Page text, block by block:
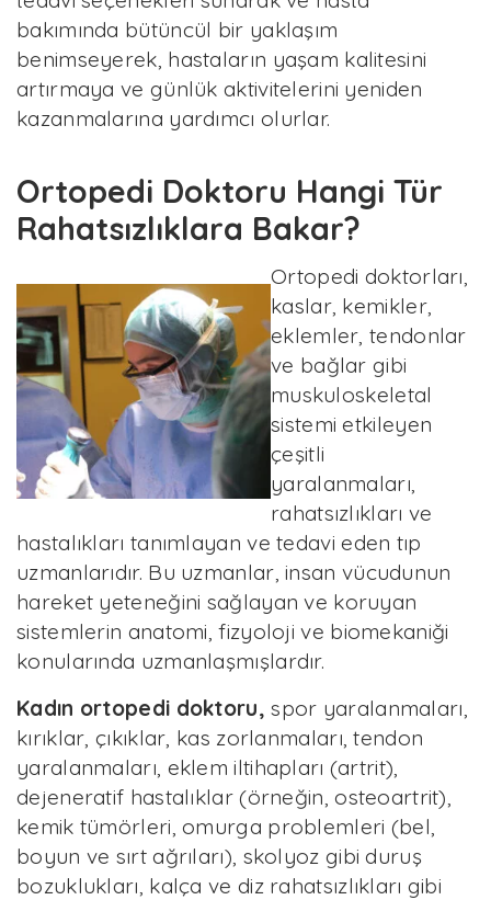
bakımında bütüncül bir yaklaşım
benimseyerek, hastaların yaşam kalitesini
artırmaya ve günlük aktivitelerini yeniden
kazanmalarına yardımcı olurlar.
Ortopedi Doktoru Hangi Tür
Rahatsızlıklara Bakar?
Ortopedi doktorları,
kaslar, kemikler,
eklemler, tendonlar
ve bağlar gibi
muskuloskeletal
sistemi etkileyen
çeşitli
yaralanmaları,
rahatsızlıkları ve
hastalıkları tanımlayan ve tedavi eden tıp
uzmanlarıdır. Bu uzmanlar, insan vücudunun
hareket yeteneğini sağlayan ve koruyan
sistemlerin anatomi, fizyoloji ve biomekaniği
konularında uzmanlaşmışlardır.
Kadın ortopedi doktoru, spor yaralanmaları,
kırıklar, çıkıklar, kas zorlanmaları, tendon
yaralanmaları, eklem iltihapları (artrit),
dejeneratif hastalıklar (örneğin, osteoartrit),
kemik tümörleri, omurga problemleri (bel,
boyun ve sırt ağrıları), skolyoz gibi duruş
bozuklukları, kalça ve diz rahatsızlıkları gibi